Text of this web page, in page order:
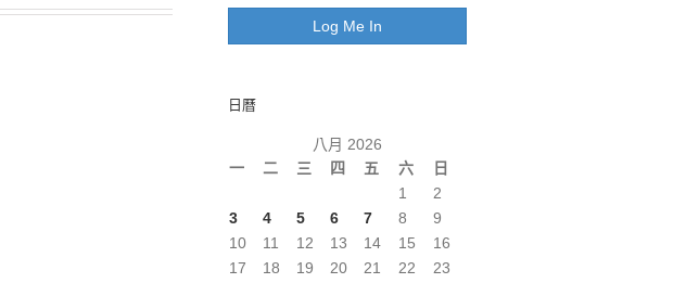
日曆
八月 2026
一
二 三 四 五 六 日
1
2
3
4 5 6 7 8
9
10
11 12 13 14 15
16
17
18 19 20 21 22
23